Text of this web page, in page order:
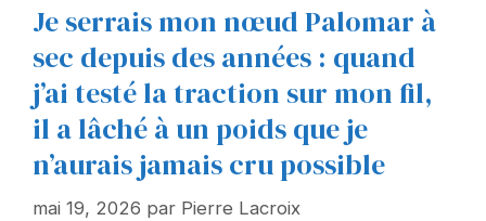
Je serrais mon nœud Palomar à
sec depuis des années : quand
j’ai testé la traction sur mon fil,
il a lâché à un poids que je
n’aurais jamais cru possible
mai 19, 2026 par Pierre Lacroix